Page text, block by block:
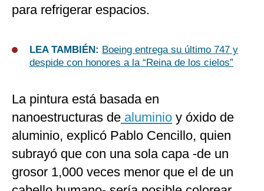
para refrigerar espacios.
LEA TAMBIÉN: Boeing entrega su último 747 y
despide con honores a la “Reina de los cielos”
La pintura está basada en
nanoestructuras de aluminio y óxido de
aluminio, explicó Pablo Cencillo, quien
subrayó que con una sola capa -de un
grosor 1,000 veces menor que el de un